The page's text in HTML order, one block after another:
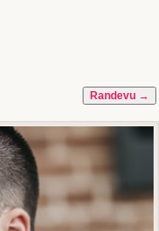
Randevu →